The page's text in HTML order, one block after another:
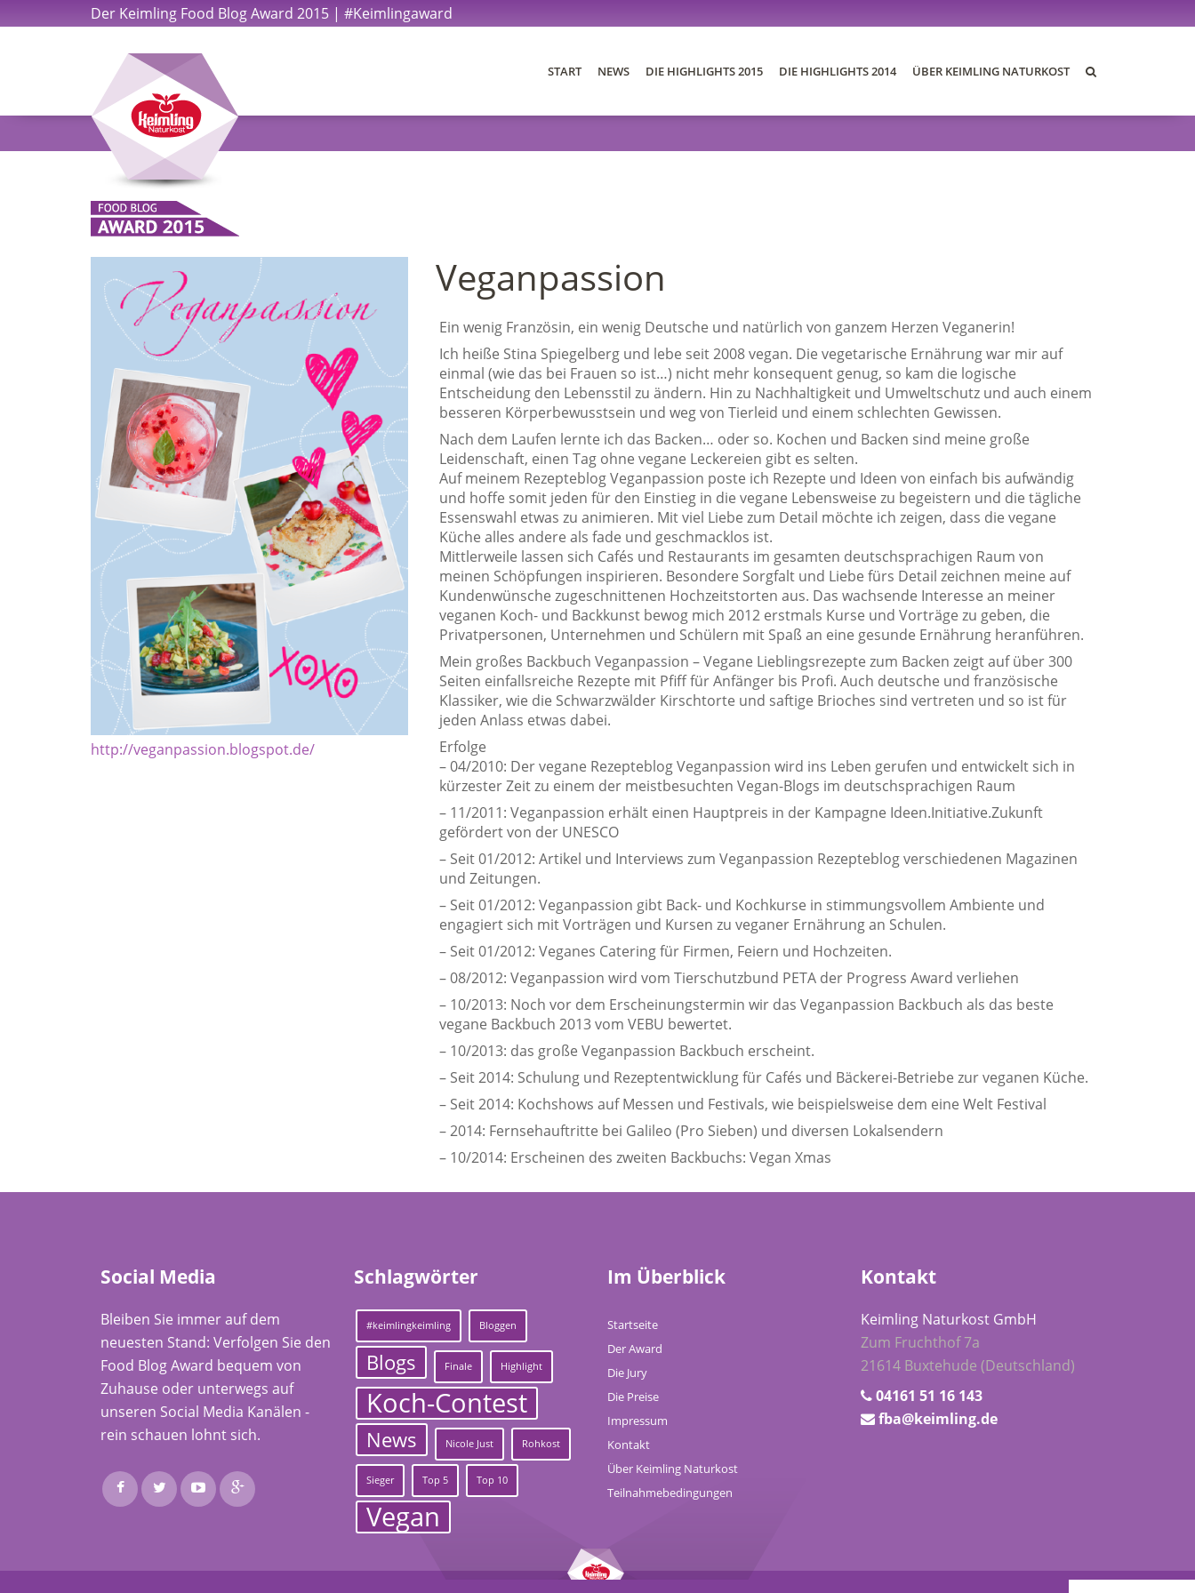
Der Keimling Food Blog Award 2015 | #Keimlingaward
START NEWS DIE HIGHLIGHTS 2015 DIE HIGHLIGHTS 2014 ÜBER KEIMLING NATURKOST
Veganpassion
Ein wenig Französin, ein wenig Deutsche und natürlich von ganzem Herzen Veganerin!
Ich heiße Stina Spiegelberg und lebe seit 2008 vegan. Die vegetarische Ernährung war mir auf
einmal (wie das bei Frauen so ist…) nicht mehr konsequent genug, so kam die logische
Entscheidung den Lebensstil zu ändern. Hin zu Nachhaltigkeit und Umweltschutz und auch einem
besseren Körperbewusstsein und weg von Tierleid und einem schlechten Gewissen.
Nach dem Laufen lernte ich das Backen… oder so. Kochen und Backen sind meine große
Leidenschaft, einen Tag ohne vegane Leckereien gibt es selten.
Auf meinem Rezepteblog Veganpassion poste ich Rezepte und Ideen von einfach bis aufwändig
und hoffe somit jeden für den Einstieg in die vegane Lebensweise zu begeistern und die tägliche
Essenswahl etwas zu animieren. Mit viel Liebe zum Detail möchte ich zeigen, dass die vegane
Küche alles andere als fade und geschmacklos ist.
Mittlerweile lassen sich Cafés und Restaurants im gesamten deutschsprachigen Raum von
meinen Schöpfungen inspirieren. Besondere Sorgfalt und Liebe fürs Detail zeichnen meine auf
Kundenwünsche zugeschnittenen Hochzeitstorten aus. Das wachsende Interesse an meiner
veganen Koch- und Backkunst bewog mich 2012 erstmals Kurse und Vorträge zu geben, die
Privatpersonen, Unternehmen und Schülern mit Spaß an eine gesunde Ernährung heranführen.
Mein großes Backbuch Veganpassion – Vegane Lieblingsrezepte zum Backen zeigt auf über 300
Seiten einfallsreiche Rezepte mit Pfiff für Anfänger bis Profi. Auch deutsche und französische
Klassiker, wie die Schwarzwälder Kirschtorte und saftige Brioches sind vertreten und so ist für
jeden Anlass etwas dabei.
Erfolge
– 04/2010: Der vegane Rezepteblog Veganpassion wird ins Leben gerufen und entwickelt sich in
kürzester Zeit zu einem der meistbesuchten Vegan-Blogs im deutschsprachigen Raum
– 11/2011: Veganpassion erhält einen Hauptpreis in der Kampagne Ideen.Initiative.Zukunft
gefördert von der UNESCO
– Seit 01/2012: Artikel und Interviews zum Veganpassion Rezepteblog verschiedenen Magazinen
und Zeitungen.
– Seit 01/2012: Veganpassion gibt Back- und Kochkurse in stimmungsvollem Ambiente und
engagiert sich mit Vorträgen und Kursen zu veganer Ernährung an Schulen.
– Seit 01/2012: Veganes Catering für Firmen, Feiern und Hochzeiten.
– 08/2012: Veganpassion wird vom Tierschutzbund PETA der Progress Award verliehen
– 10/2013: Noch vor dem Erscheinungstermin wir das Veganpassion Backbuch als das beste
vegane Backbuch 2013 vom VEBU bewertet.
– 10/2013: das große Veganpassion Backbuch erscheint.
– Seit 2014: Schulung und Rezeptentwicklung für Cafés und Bäckerei-Betriebe zur veganen Küche.
– Seit 2014: Kochshows auf Messen und Festivals, wie beispielsweise dem eine Welt Festival
– 2014: Fernsehauftritte bei Galileo (Pro Sieben) und diversen Lokalsendern
– 10/2014: Erscheinen des zweiten Backbuchs: Vegan Xmas
http://veganpassion.blogspot.de/
Social Media
Bleiben Sie immer auf dem
neuesten Stand: Verfolgen Sie den
Food Blog Award bequem von
Zuhause oder unterwegs auf
unseren Social Media Kanälen -
rein schauen lohnt sich.
Schlagwörter
#keimlingkeimling Bloggen
Blogs Finale Highlight
Koch-Contest
News Nicole Just Rohkost
Sieger Top 5 Top 10
Vegan
Im Überblick
Startseite
Der Award
Die Jury
Die Preise
Impressum
Kontakt
Über Keimling Naturkost
Teilnahmebedingungen
Kontakt
Keimling Naturkost GmbH
Zum Fruchthof 7a
21614 Buxtehude (Deutschland)
04161 51 16 143
fba@keimling.de